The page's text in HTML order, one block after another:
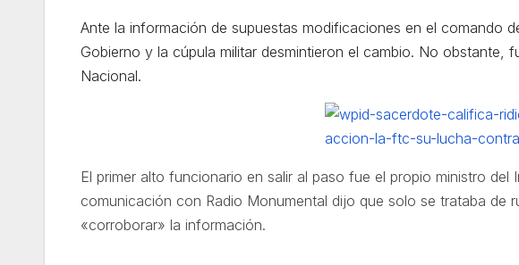
Ante la información de supuestas modificaciones en el comando
Gobierno y la cúpula militar desmintieron el cambio. No obstante,
Nacional.
El primer alto funcionario en salir al paso fue el propio ministro del
comunicación con Radio Monumental dijo que solo se trataba de
«corroborar» la información.